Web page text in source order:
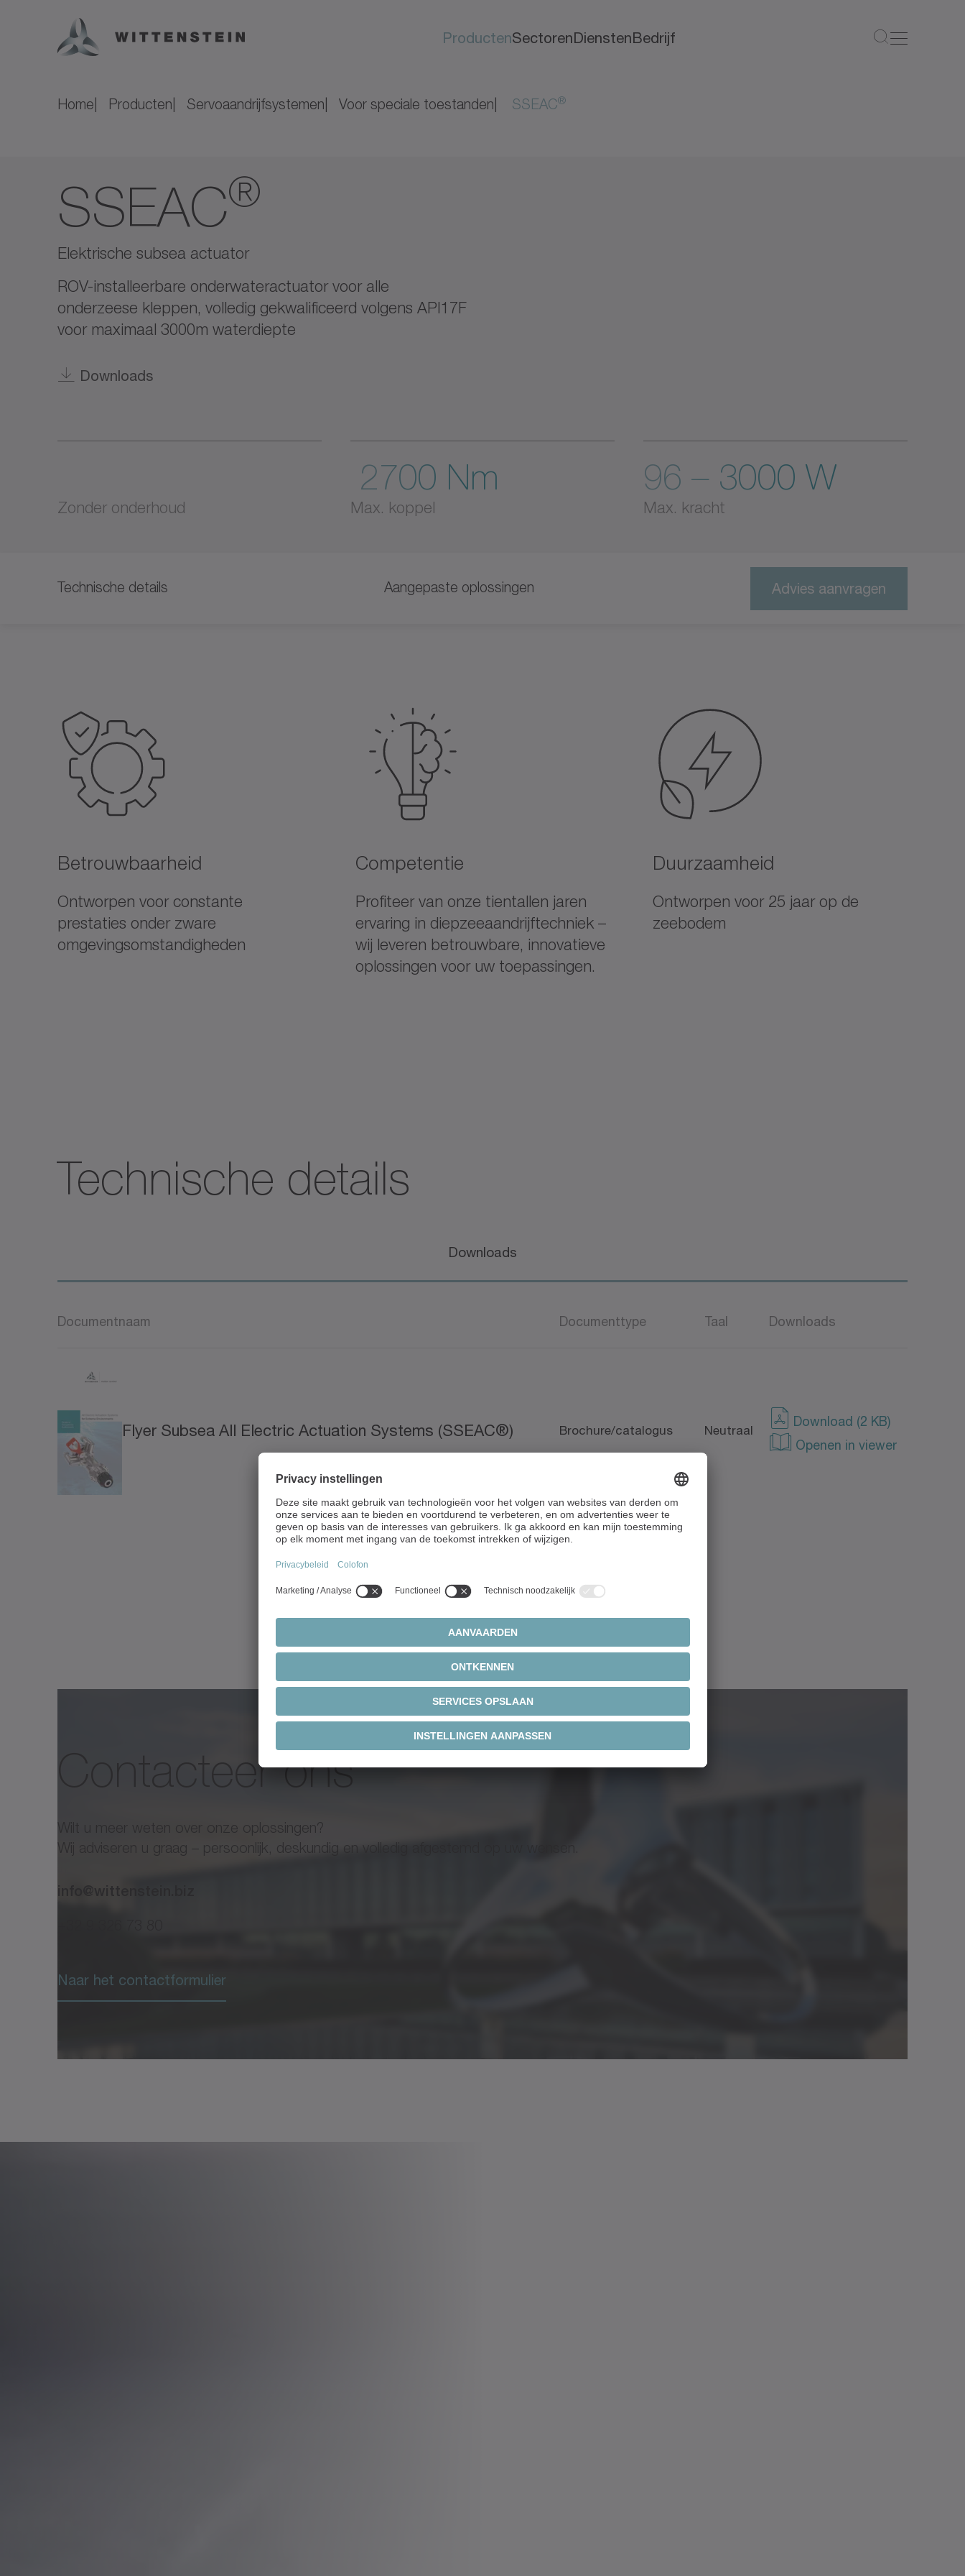
ProductenSectorenDienstenBedrijf
Home Producten Servoaandrijfsystemen Voor speciale toestanden SSEAC®
SSEAC®
Elektrische subsea actuator
ROV-installeerbare onderwateractuator voor alle
onderzeese kleppen, volledig gekwalificeerd volgens API17F
voor maximaal 3000m waterdiepte
Downloads
Zonder onderhoud
2700 Nm
Max. koppel
96 – 3000 W
Max. kracht
Technische details Aangepaste oplossingen Advies aanvragen
Betrouwbaarheid
Ontworpen voor constante
prestaties onder zware
omgevingsomstandigheden
Competentie
Profiteer van onze tientallen jaren
ervaring in diepzeeaandrijftechniek –
wij leveren betrouwbare, innovatieve
oplossingen voor uw toepassingen.
Duurzaamheid
Ontworpen voor 25 jaar op de
zeebodem
Technische details
Downloads
Documentnaam Documenttype Taal Downloads
Flyer Subsea All Electric Actuation Systems (SSEAC®) Brochure/catalogus Neutraal
Download (2 KB)
Openen in viewer
Contacteer ons
Wilt u meer weten over onze oplossingen?
Wij adviseren u graag – persoonlijk, deskundig en volledig afgestemd op uw wensen.
info@wittenstein.biz
Naar het contactformulier